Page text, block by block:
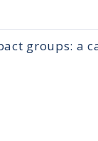
groups: a